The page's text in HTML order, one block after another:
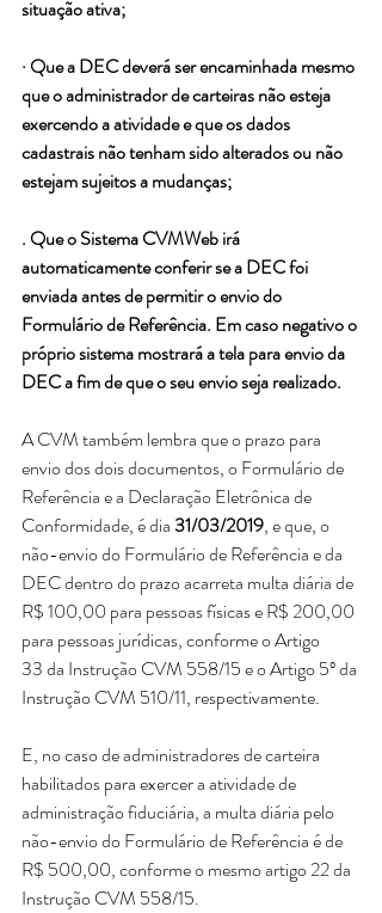
situação ativa;
· Que a DEC deverá ser encaminhada mesmo
que o administrador de carteiras não esteja
exercendo a atividade e que os dados
cadastrais não tenham sido alterados ou não
estejam sujeitos a mudanças;
. Que o Sistema CVMWeb irá
automaticamente conferir se a DEC foi
enviada antes de permitir o envio do
Formulário de Referência. Em caso negativo o
próprio sistema mostrará a tela para envio da
DEC a fim de que o seu envio seja realizado.
A CVM também lembra que o prazo para
envio dos dois documentos, o Formulário de
Referência e a Declaração Eletrônica de
Conformidade, é dia 31/03/2019, e que, o
não-envio do Formulário de Referência e da
DEC dentro do prazo acarreta multa diária de
R$ 100,00 para pessoas físicas e R$ 200,00
para pessoas jurídicas, conforme o Artigo
33 da Instrução CVM 558/15 e o Artigo 5º da
Instrução CVM 510/11, respectivamente.
E, no caso de administradores de carteira
habilitados para exercer a atividade de
administração fiduciária, a multa diária pelo
não-envio do Formulário de Referência é de
R$ 500,00, conforme o mesmo artigo 22 da
Instrução CVM 558/15.